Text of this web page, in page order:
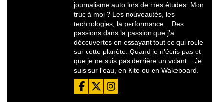
journalisme auto lors de mes études. Mon
truc à moi ? Les nouveautés, les
technologies, la performance... Des
passions dans la passion que j'ai
découvertes en essayant tout ce qui roule
sur cette planète. Quand je n'écris pas et
que je ne suis pas derrière un volant... Je
suis sur l'eau, en Kite ou en Wakeboard.